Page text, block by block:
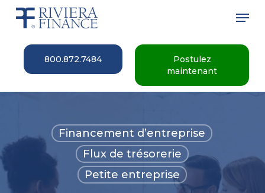
Skip
content
800.872.7484
Postulez
maintenant
Financement d’entreprise
Flux de trésorerie
Petite entreprise
Menu